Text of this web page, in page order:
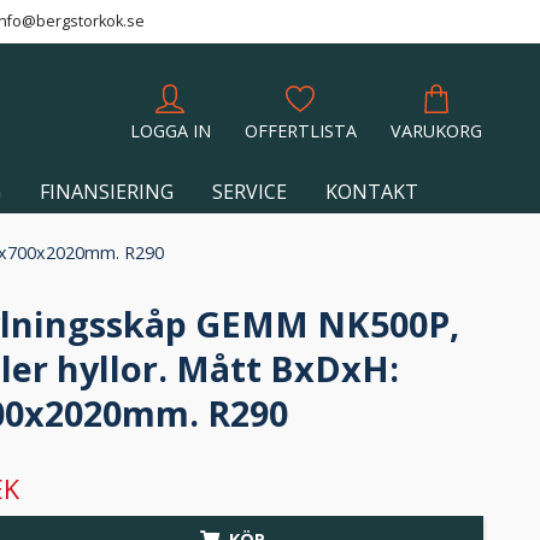
LOGGA IN OFFERTLISTA VARUKORG
FINANSIERING SERVICE KONTAKT
R290
GEMM NK500P,
hyllor. Mått BxDxH:
R290